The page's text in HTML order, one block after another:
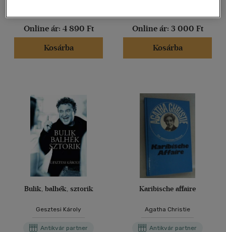
(3)
(1)
Online ár: 4 890 Ft
Kosárba
Online ár: 3 000 Ft
Kosárba
Bulik, balhék, sztorik
Gesztesi Károly
Antikvár partner
Karibische affaire
Agatha Christie
Antikvár partner